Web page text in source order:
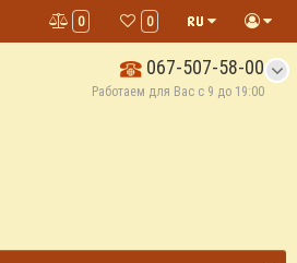
0
0
067-507-58-00
Работаем для Вас с 9 до 19:00